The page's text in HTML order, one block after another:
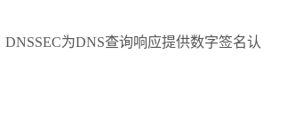
DNSSEC为DNS查询响应提供数字签名认